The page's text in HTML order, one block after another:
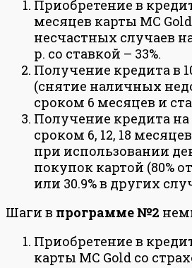
Приобретение в
месяцев карты MC
несчастных случаев
р. со ставкой – 33%.
Получение кредита в
(снятие наличных
сроком 6 месяцев и
Получение кредита на
сроком 6, 12, 18
при использовании
покупок картой (80%
или 30.9% в других
Шаги в программе №2
Приобретение в
карты MC Gold со